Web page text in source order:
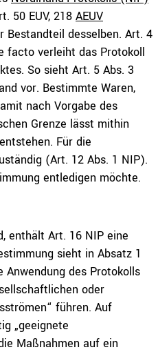
50 EUV, 218 AEUV
Bestandteil desselben. Art. 4
facto verleiht das Protokoll
So sieht Art. 5 Abs. 3
vor. Bestimmte Waren,
nach Vorgabe des
Grenze lässt mithin
Für die
(Art. 12 Abs. 1 NIP).
entledigen möchte.
enthält Art. 16 NIP eine
sieht in Absatz 1
Anwendung des Protokolls
oder
führen. Auf
„geeignete
Maßnahmen auf ein